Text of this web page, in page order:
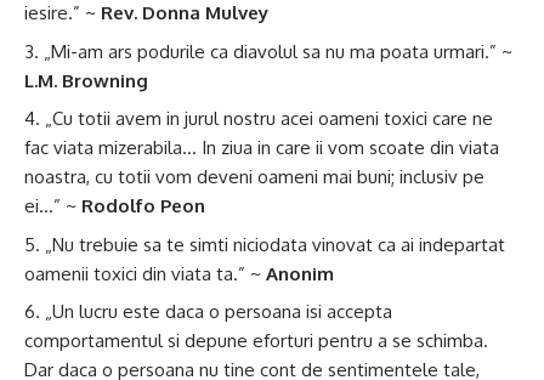
iesire.” ~ Rev. Donna Mulvey
„Mi-am ars podurile ca diavolul sa nu ma poata urmari.” ~
L.M. Browning
„Cu totii avem in jurul nostru acei oameni toxici care ne
fac viata mizerabila… In ziua in care ii vom scoate din viata
noastra, cu totii vom deveni oameni mai buni; inclusiv pe
ei…” ~ Rodolfo Peon
„Nu trebuie sa te simti niciodata vinovat ca ai indepartat
oamenii toxici din viata ta.” ~ Anonim
„Un lucru este daca o persoana isi accepta
comportamentul si depune eforturi pentru a se schimba.
Dar daca o persoana nu tine cont de sentimentele tale,